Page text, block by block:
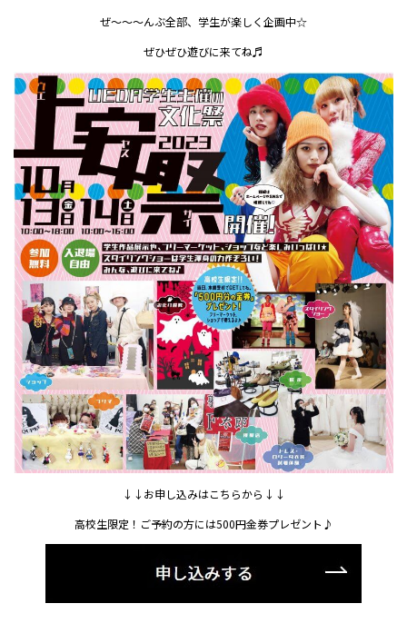
ぜ～～～んぶ全部、学生が楽しく企画中☆
ぜひぜひ遊びに来てね♬
↓↓お申し込みはこちらから↓↓
高校生限定！ご予約の方には500円金券プレゼント♪